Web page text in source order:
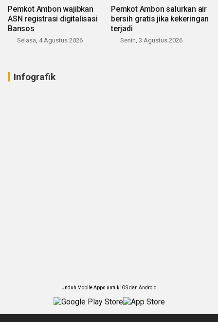
Pemkot Ambon wajibkan
ASN registrasi digitalisasi
Bansos
Selasa, 4 Agustus 2026
Pemkot Ambon salurkan air
bersih gratis jika kekeringan
terjadi
Senin, 3 Agustus 2026
Infografik
Unduh Mobile Apps untuk iOS dan Android